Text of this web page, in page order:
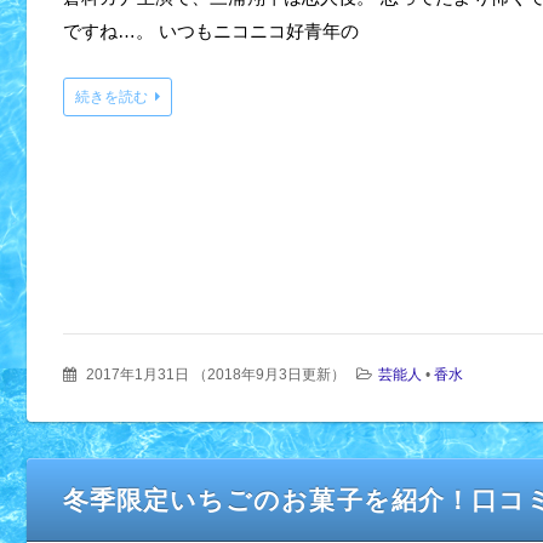
ですね…。 いつもニコニコ好青年の
続きを読む
2017年1月31日 （ 2018年9月3日更新） 芸能人 • 香水
冬季限定いちごのお菓子を紹介！口コ